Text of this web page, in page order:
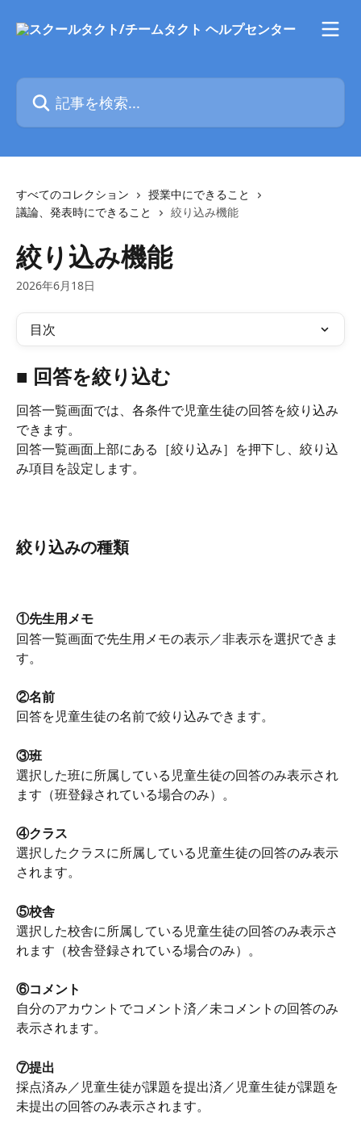
記事を検索...
すべてのコレクション
授業中にできること
議論、発表時にできること
絞り込み機能
絞り込み機能
2026年6月18日
目次
■ 回答を絞り込む
回答一覧画面では、各条件で児童生徒の回答を絞り込み
できます。
回答一覧画面上部にある［絞り込み］を押下し、絞り込
み項目を設定します。
絞り込みの種類
①先生用メモ
回答一覧画面で先生用メモの表示／非表示を選択できま
す。
②名前
回答を児童生徒の名前で絞り込みできます。
③班
選択した班に所属している児童生徒の回答のみ表示され
ます（班登録されている場合のみ）。
④クラス
選択したクラスに所属している児童生徒の回答のみ表示
されます。
⑤校舎
選択した校舎に所属している児童生徒の回答のみ表示さ
れます（校舎登録されている場合のみ）。
⑥コメント
自分のアカウントでコメント済／未コメントの回答のみ
表示されます。
⑦提出
採点済み／児童生徒が課題を提出済／児童生徒が課題を
未提出の回答のみ表示されます。